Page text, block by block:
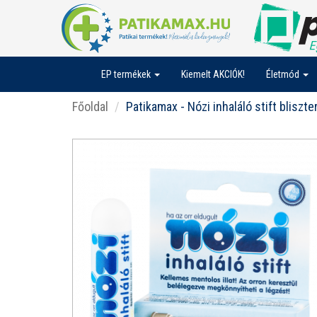
EP termékek Kiemelt AKCIÓK! Életmód
Főoldal Patikamax - Nózi inhaláló stift